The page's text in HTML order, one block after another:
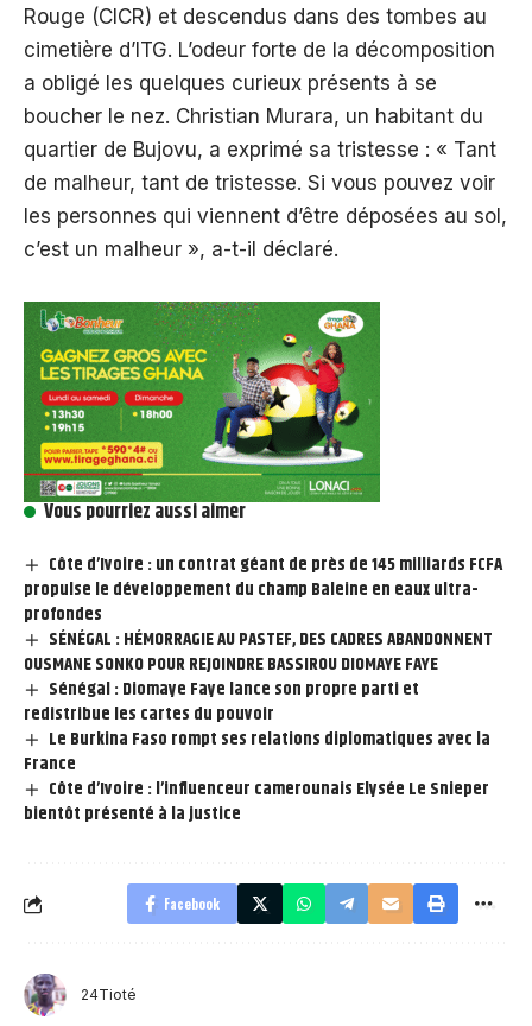
Rouge (CICR) et descendus dans des tombes au
cimetière d’ITG. L’odeur forte de la décomposition
a obligé les quelques curieux présents à se
boucher le nez. Christian Murara, un habitant du
quartier de Bujovu, a exprimé sa tristesse : « Tant
de malheur, tant de tristesse. Si vous pouvez voir
les personnes qui viennent d’être déposées au sol,
c’est un malheur », a-t-il déclaré.
Vous pourriez aussi aimer
Côte d’Ivoire : un contrat géant de près de 145 milliards FCFA
propulse le développement du champ Baleine en eaux ultra-
profondes
SÉNÉGAL : HÉMORRAGIE AU PASTEF, DES CADRES ABANDONNENT
OUSMANE SONKO POUR REJOINDRE BASSIROU DIOMAYE FAYE
Sénégal : Diomaye Faye lance son propre parti et
redistribue les cartes du pouvoir
Le Burkina Faso rompt ses relations diplomatiques avec la
France
Côte d’Ivoire : l’influenceur camerounais Elysée Le Snieper
bientôt présenté à la justice
Facebook
24Tioté